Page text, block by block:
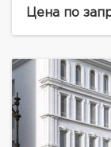
этаже.Окна
Цена по